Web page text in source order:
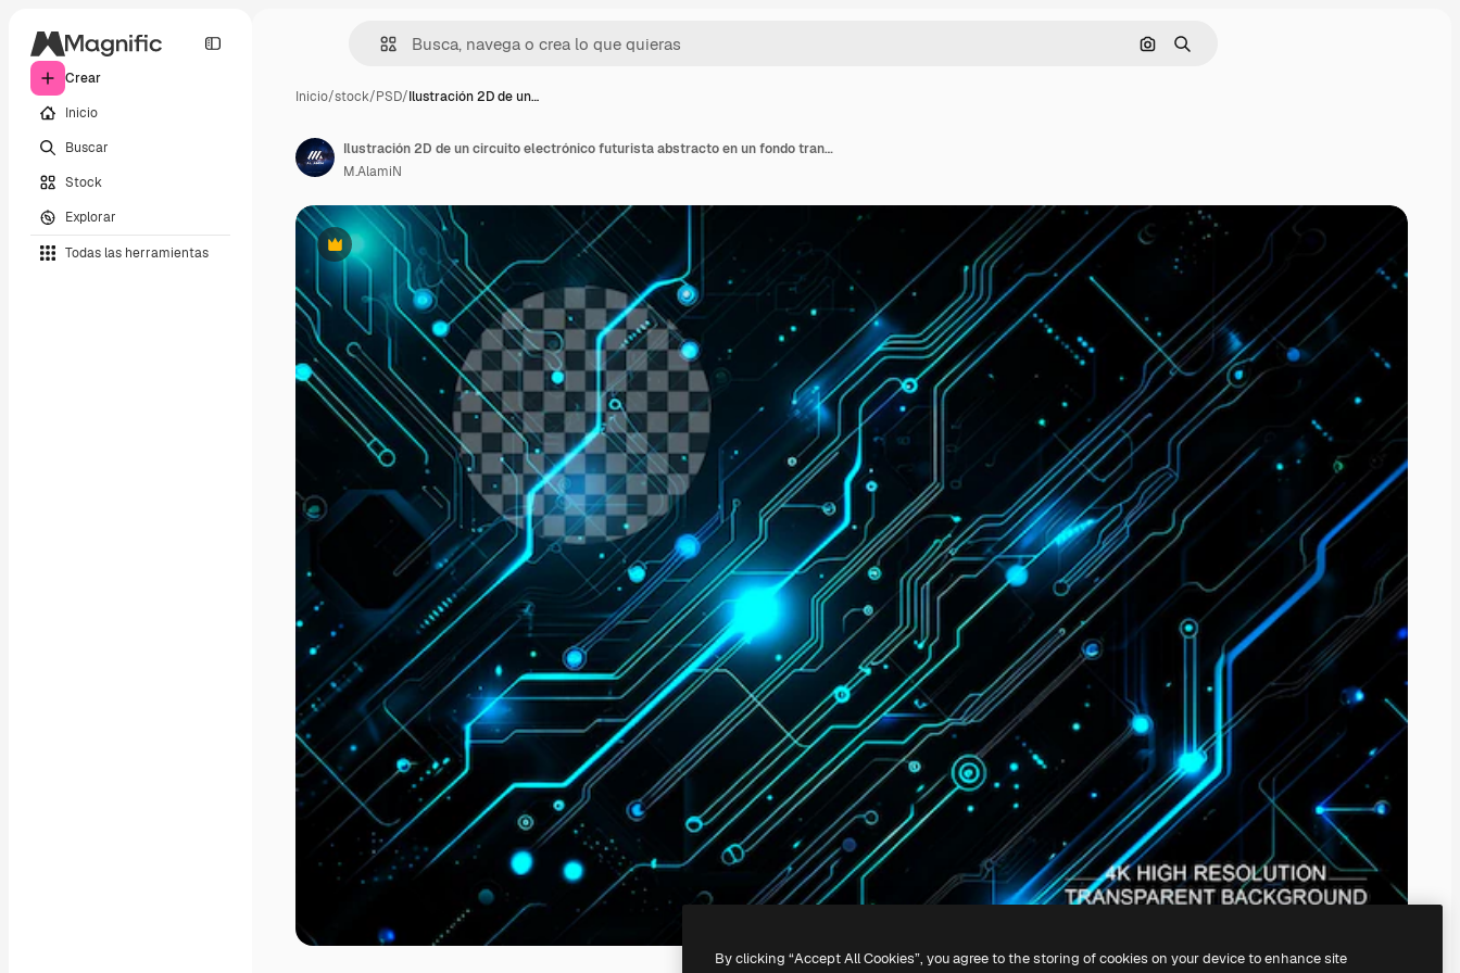
Crear
Inicio
Buscar
Stock
Explorar
Todas las herramientas
Buscar por imagen
Buscar
Inicio/stock/PSD/Ilustración 2D de un…
Premium
Ilustración 2D de un circuito electrónico futurista abstracto en un fondo transparente
M.AlamiN
By clicking “Accept All Cookies”, you agree to the storing of cookies on your device to enhance site